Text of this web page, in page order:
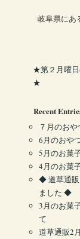
岐阜県にあ
★第２月曜
★
Recent
７月のお
6月のおや
5月のお菓
4月のお菓
◆ 道草通販
ました ◆
3月のお菓
て
道草通販2